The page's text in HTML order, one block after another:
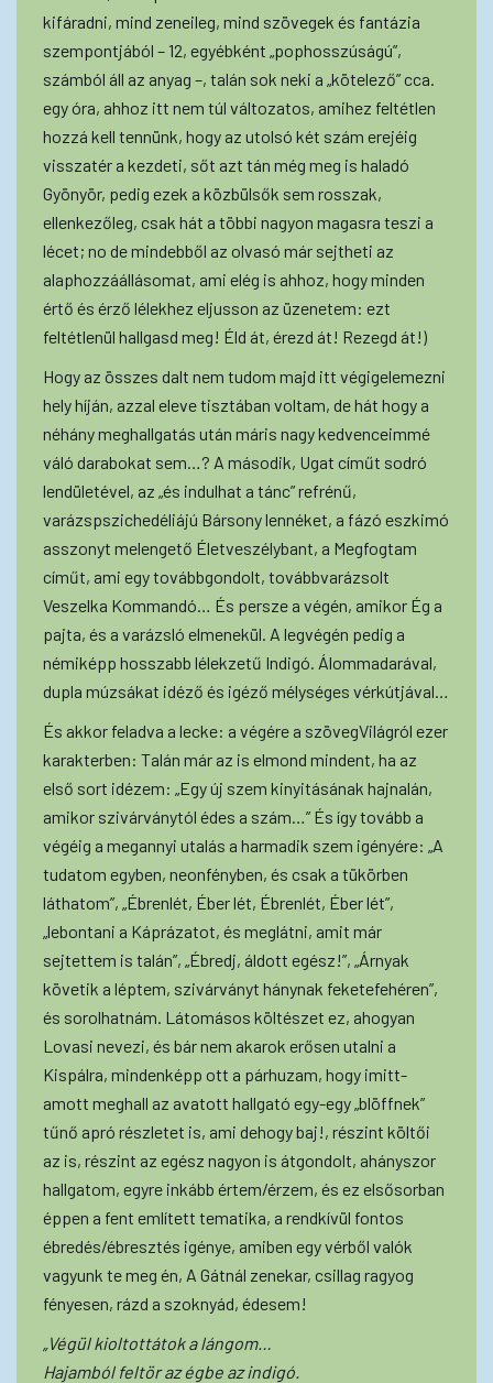
kifáradni, mind zeneileg, mind szövegek és fantázia
szempontjából – 12, egyébként „pophosszúságú”,
számból áll az anyag –, talán sok neki a „kötelező” cca.
egy óra, ahhoz itt nem túl változatos, amihez feltétlen
hozzá kell tennünk, hogy az utolsó két szám erejéig
visszatér a kezdeti, sőt azt tán még meg is haladó
Gyönyör, pedig ezek a közbülsők sem rosszak,
ellenkezőleg, csak hát a többi nagyon magasra teszi a
lécet; no de mindebből az olvasó már sejtheti az
alaphozzáállásomat, ami elég is ahhoz, hogy minden
értő és érző lélekhez eljusson az üzenetem: ezt
feltétlenül hallgasd meg! Éld át, érezd át! Rezegd át!)
Hogy az összes dalt nem tudom majd itt végigelemezni
hely híján, azzal eleve tisztában voltam, de hát hogy a
néhány meghallgatás után máris nagy kedvenceimmé
váló darabokat sem…? A második, Ugat címűt sodró
lendületével, az „és indulhat a tánc” refrénű,
varázspszichedéliájú Bársony lennéket, a fázó eszkimó
asszonyt melengető Életveszélybant, a Megfogtam
címűt, ami egy továbbgondolt, továbbvarázsolt
Veszelka Kommandó… És persze a végén, amikor Ég a
pajta, és a varázsló elmenekül. A legvégén pedig a
némiképp hosszabb lélekzetű Indigó. Álommadarával,
dupla múzsákat idéző és igéző mélységes vérkútjával…
És akkor feladva a lecke: a végére a szövegVilágról ezer
karakterben: Talán már az is elmond mindent, ha az
első sort idézem: „Egy új szem kinyitásának hajnalán,
amikor szivárványtól édes a szám…” És így tovább a
végéig a megannyi utalás a harmadik szem igényére: „A
tudatom egyben, neonfényben, és csak a tükörben
láthatom”, „Ébrenlét, Éber lét, Ébrenlét, Éber lét”,
„lebontani a Káprázatot, és meglátni, amit már
sejtettem is talán”, „Ébredj, áldott egész!”, „Árnyak
követik a léptem, szivárványt hánynak feketefehéren”,
és sorolhatnám. Látomásos költészet ez, ahogyan
Lovasi nevezi, és bár nem akarok erősen utalni a
Kispálra, mindenképp ott a párhuzam, hogy imitt-
amott meghall az avatott hallgató egy-egy „blöffnek”
tűnő apró részletet is, ami dehogy baj!, részint költői
az is, részint az egész nagyon is átgondolt, ahányszor
hallgatom, egyre inkább értem/érzem, és ez elsősorban
éppen a fent említett tematika, a rendkívül fontos
ébredés/ébresztés igénye, amiben egy vérből valók
vagyunk te meg én, A Gátnál zenekar, csillag ragyog
fényesen, rázd a szoknyád, édesem!
„Végül kioltottátok a lángom…
Hajamból feltör az égbe az indigó.